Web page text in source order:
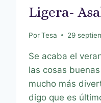
Ligera-
PorTesa 29
Se acaba el
las cosas
mucho más
digo que es